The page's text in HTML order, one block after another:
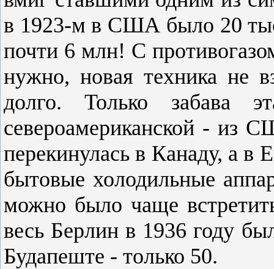
в 1923-м в США было 20
почти 6 млн! С
нужно, новая техника не
долго. Только забава
североамериканской - из
перекинулась в Канаду, а в
бытовые холодильные
можно было чаще
весь Берлин в 1936 году
Будапеште - только 50.